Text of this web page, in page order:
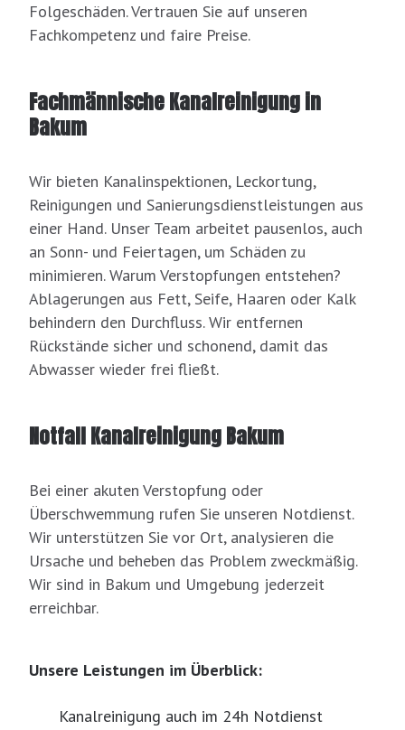
Folgeschäden. Vertrauen Sie auf unseren
Fachkompetenz und faire Preise.
Fachmännische Kanalreinigung in
Bakum
Wir bieten Kanalinspektionen, Leckortung,
Reinigungen und Sanierungsdienstleistungen aus
einer Hand. Unser Team arbeitet pausenlos, auch
an Sonn- und Feiertagen, um Schäden zu
minimieren. Warum Verstopfungen entstehen?
Ablagerungen aus Fett, Seife, Haaren oder Kalk
behindern den Durchfluss. Wir entfernen
Rückstände sicher und schonend, damit das
Abwasser wieder frei fließt.
Notfall Kanalreinigung Bakum
Bei einer akuten Verstopfung oder
Überschwemmung rufen Sie unseren Notdienst.
Wir unterstützen Sie vor Ort, analysieren die
Ursache und beheben das Problem zweckmäßig.
Wir sind in Bakum und Umgebung jederzeit
erreichbar.
Unsere Leistungen im Überblick:
Kanalreinigung auch im 24h Notdienst